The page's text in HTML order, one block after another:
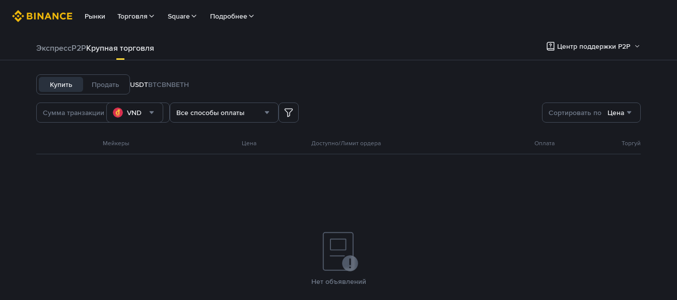
Рынки Торговля Square Подробнее
ЭкспрессP2PКрупная торговля Центр поддержки P2P
Купить Продать USDTBTCBNBETH
VND Все способы оплаты Сортировать по Цена
Мейкеры Цена Доступно/Лимит ордера Оплата Торгуй
Нет объявлений